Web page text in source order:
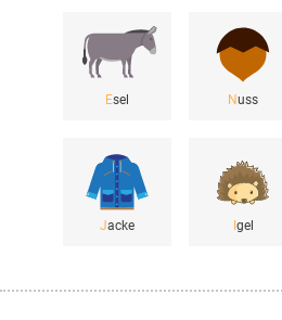
Esel Nuss
Jacke Igel